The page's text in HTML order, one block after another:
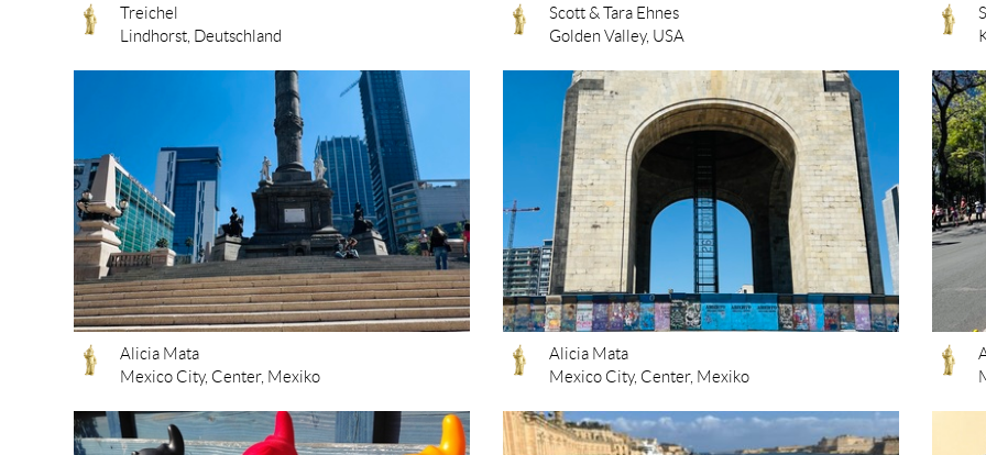
Treichel
Lindhorst, Deutschland
Scott & Tara Ehnes
Golden Valley, USA
Alicia Mata
Mexico City, Center, Mexiko
Alicia Mata
Mexico City, Center, Mexiko